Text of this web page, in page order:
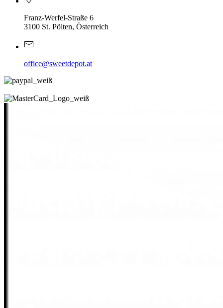
Franz-Werfel-Straße 6
3100 St. Pölten, Österreich
office@sweetdepot.at